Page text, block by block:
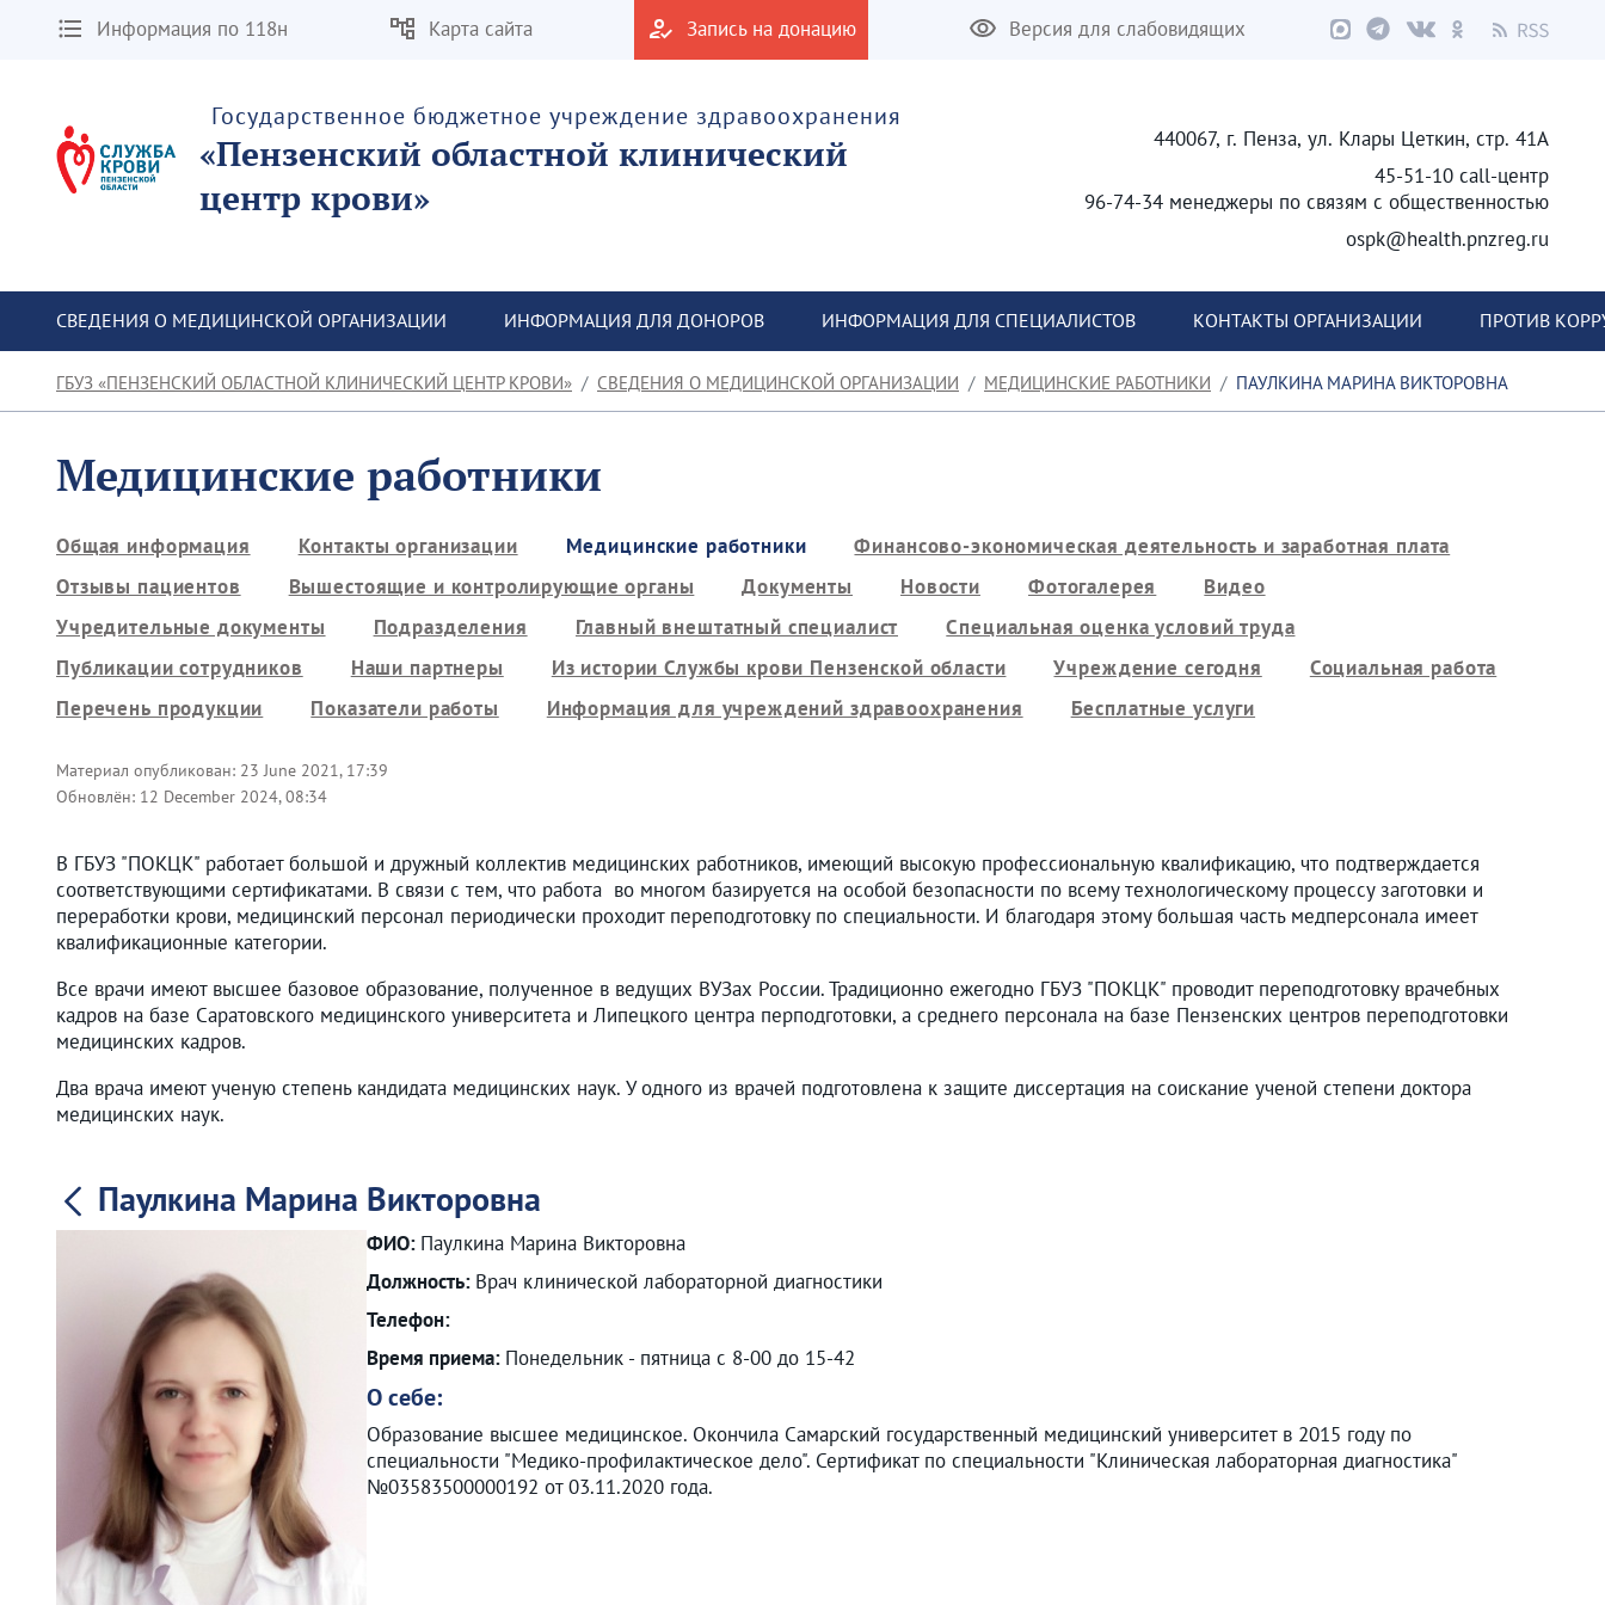
Информация по 118н Карта сайта Запись на донацию Версия для слабовидящих
Государственное бюджетное учреждение здравоохранения
«Пензенский областной клинический
центр крови»
440067, г. Пенза, ул. Клары Цеткин, стр. 41А
45-51-10 call-центр
96-74-34 менеджеры по связям с общественностью
ospk@health.pnzreg.ru
СВЕДЕНИЯ О МЕДИЦИНСКОЙ ОРГАНИЗАЦИИ ИНФОРМАЦИЯ ДЛЯ ДОНОРОВ ИНФОРМАЦИЯ ДЛЯ СПЕЦИАЛИСТОВ КОНТАКТЫ ОРГАНИЗАЦИИ ПРОТИВ
ГБУЗ «ПЕНЗЕНСКИЙ ОБЛАСТНОЙ КЛИНИЧЕСКИЙ ЦЕНТР КРОВИ» СВЕДЕНИЯ О МЕДИЦИНСКОЙ ОРГАНИЗАЦИИ МЕДИЦИНСКИЕ РАБОТНИКИ ПАУЛКИНА МАРИНА ВИКТОРОВНА
Медицинские работники
Общая информация Контакты организации Медицинские работники
Финансово-экономическая деятельность и заработная плата
Отзывы пациентов
Вышестоящие и контролирующие органы Документы Новости Фотогалерея
Видео
Учредительные документы
Подразделения Главный внештатный специалист
Специальная оценка условий труда
Публикации сотрудников
Наши партнеры Из истории Службы крови Пензенской области Учреждение сегодня
Социальная работа
Перечень продукции
Показатели работы Информация для учреждений здравоохранения Бесплатные услуги
Материал опубликован: 23 June 2021, 17:39
Обновлён: 12 December 2024, 08:34
В ГБУЗ "ПОКЦК" работает большой и дружный коллектив медицинских работников, имеющий высокую профессиональную квалификацию, что подтверждается
соответствующими сертификатами. В связи с тем, что работа во многом базируется на особой безопасности по всему технологическому процессу заготовки и
переработки крови, медицинский персонал периодически проходит переподготовку по специальности. И благодаря этому большая часть медперсонала имеет
квалификационные категории.
Все врачи имеют высшее базовое образование, полученное в ведущих ВУЗах России. Традиционно ежегодно ГБУЗ "ПОКЦК" проводит переподготовку врачебных
кадров на базе Саратовского медицинского университета и Липецкого центра перподготовки, а среднего персонала на базе Пензенских центров переподготовки
медицинских кадров.
Два врача имеют ученую степень кандидата медицинских наук. У одного из врачей подготовлена к защите диссертация на соискание ученой степени доктора
медицинских наук.
Паулкина Марина Викторовна
ФИО: Паулкина Марина Викторовна
Должность: Врач клинической лабораторной диагностики
Телефон:
Время приема: Понедельник - пятница с 8-00 до 15-42
О себе:
Образование высшее медицинское. Окончила Самарский государственный медицинский университет в 2015 году по
специальности "Медико-профилактическое дело". Сертификат по специальности "Клиническая лабораторная диагностика"
№03583500000192 от 03.11.2020 года.